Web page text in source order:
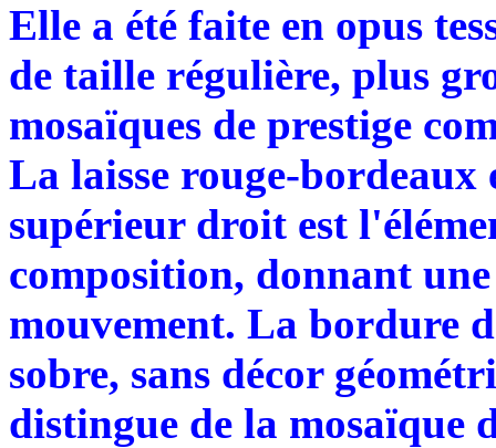
Elle a été faite en opus
de taille régulière, plus
mosaïques de prestige
La laisse rouge-bordeaux
supérieur droit est
composition, donnant
mouvement. La bordure
sobre, sans décor
distingue de la mosaïque